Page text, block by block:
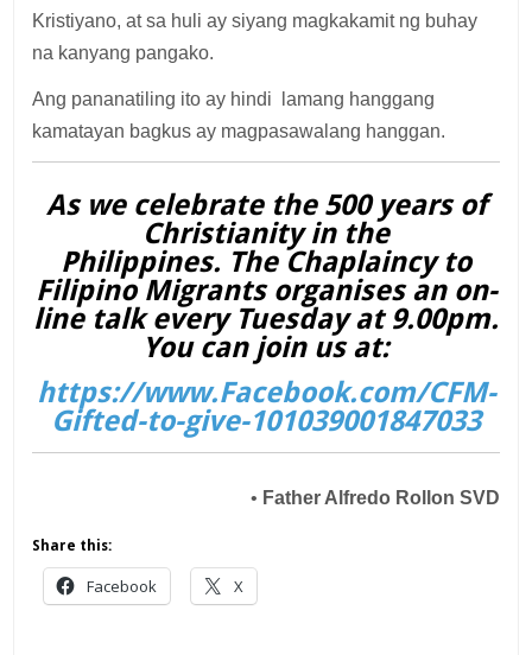
Kristiyano, at sa huli ay siyang magkakamit ng buhay
na kanyang pangako.
Ang pananatiling ito ay hindi lamang hanggang
kamatayan bagkus ay magpasawalang hanggan.
As we celebrate the 500 years of
Christianity in the
Philippines. The Chaplaincy to
Filipino Migrants organises an on-
line talk every Tuesday at 9.00pm.
You can join us at:
https://www.Facebook.com/CFM-
Gifted-to-give-101039001847033
• Father Alfredo Rollon SVD
Share this:
Facebook X